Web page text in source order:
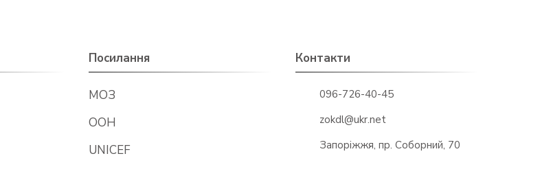
Посилання
МОЗ
ООН
UNICEF
Контакти
096-726-40-45
zokdl@ukr.net
Запоріжжя, пр. Соборний, 70